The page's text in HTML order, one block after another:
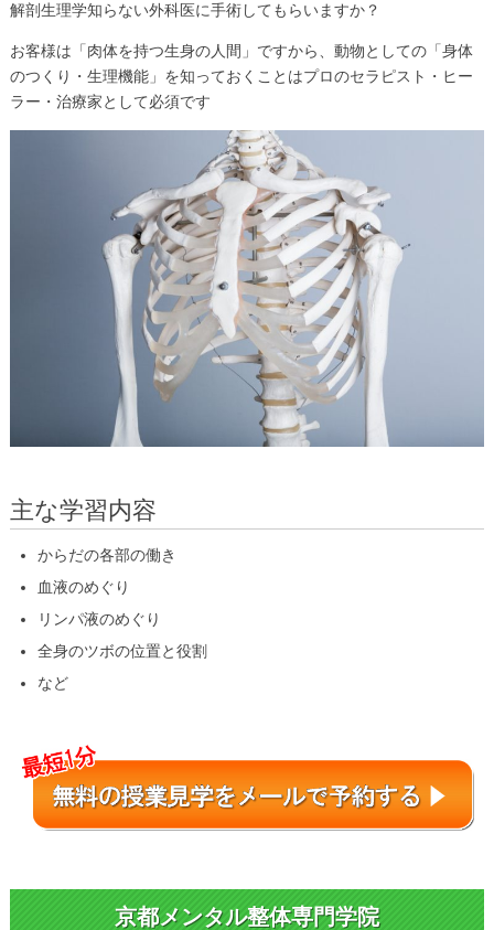
解剖生理学知らない外科医に手術してもらいますか？
お客様は「肉体を持つ生身の人間」ですから、動物としての「身体
のつくり・生理機能」を知っておくことはプロのセラピスト・ヒー
ラー・治療家として必須です
主な学習内容
からだの各部の働き
血液のめぐり
リンパ液のめぐり
全身のツボの位置と役割
など
京都メンタル整体専門学院